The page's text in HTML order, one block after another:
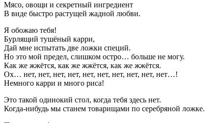
Мясо, овощи и секретный ингредиент
В виде быстро растущей жадной любви.
Я обожаю тебя!
Бурлящий тушёный карри,
Дай мне испытать две ложки специй.
Но это мой предел, слишком остро… больше не могу.
Как же жжётся, как же жжётся, как же жжётся.
Ох… нет, нет, нет, нет, нет, нет, нет, нет, нет, нет…!
Немного карри и много риса!
Это такой одинокий стол, когда тебя здесь нет.
Когда-нибудь мы станем товарищами по серебряной ложке.